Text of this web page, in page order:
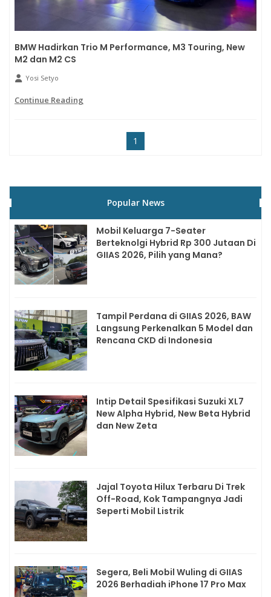
BMW Hadirkan Trio M Performance, M3 Touring, New
M2 dan M2 CS
Yosi Setyo
Continue Reading
1
Popular News
Mobil Keluarga 7-Seater
Berteknolgi Hybrid Rp 300 Jutaan Di
GIIAS 2026, Pilih yang Mana?
Tampil Perdana di GIIAS 2026, BAW
Langsung Perkenalkan 5 Model dan
Rencana CKD di Indonesia
Intip Detail Spesifikasi Suzuki XL7
New Alpha Hybrid, New Beta Hybrid
dan New Zeta
Jajal Toyota Hilux Terbaru Di Trek
Off-Road, Kok Tampangnya Jadi
Seperti Mobil Listrik
Segera, Beli Mobil Wuling di GIIAS
2026 Berhadiah iPhone 17 Pro Max